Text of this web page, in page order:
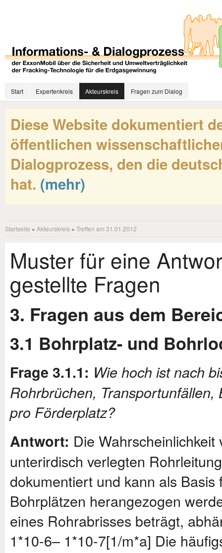
Start Expertenkreis Akteurskreis Fragen zum Dialog
Diese Website dokumentiert
öffentlichen
Dialogprozess, den die
hat. (mehr)
Startseite » Akteurskreis » Treffen am 31.01.2012
Muster für eine
gestellte Fragen
3. Fragen aus dem
3.1 Bohrplatz- und
Frage 3.1.1: Wie hoch ist nach
Rohrbrüchen,
pro Förderplatz?
Antwort: Die
unterirdisch verlegten
dokumentiert und kann als
Bohrplätzen herangezogen
eines Rohrabrisses beträgt,
1*10-6– 1*10-7[1/m*a] Die